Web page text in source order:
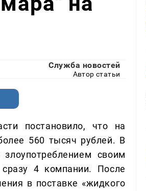
Служба новостей
Автор статьи
постановило, что на
560 тысяч рублей. В
своим
4 компании. После
в поставке «жидкого